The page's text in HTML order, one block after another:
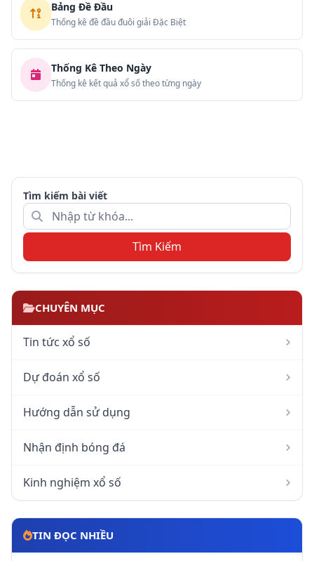
Bảng Đề Đầu
Thống kê đề đầu đuôi giải Đặc Biệt
Thống Kê Theo Ngày
Thống kê kết quả xổ số theo từng ngày
Tìm kiếm bài viết
Tìm Kiếm
CHUYÊN MỤC
Tin tức xổ số
Dự đoán xổ số
Hướng dẫn sử dụng
Nhận định bóng đá
Kinh nghiệm xổ số
TIN ĐỌC NHIỀU